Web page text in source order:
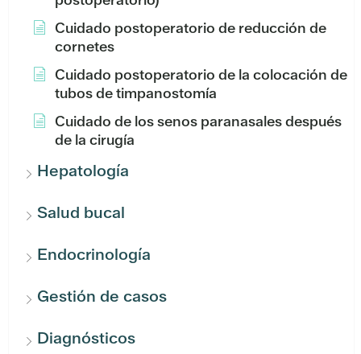
Cuidado postoperatorio de reducción de
cornetes
Cuidado postoperatorio de la colocación de
tubos de timpanostomía
Cuidado de los senos paranasales después
de la cirugía
Hepatología
Salud bucal
Endocrinología
Gestión de casos
Diagnósticos